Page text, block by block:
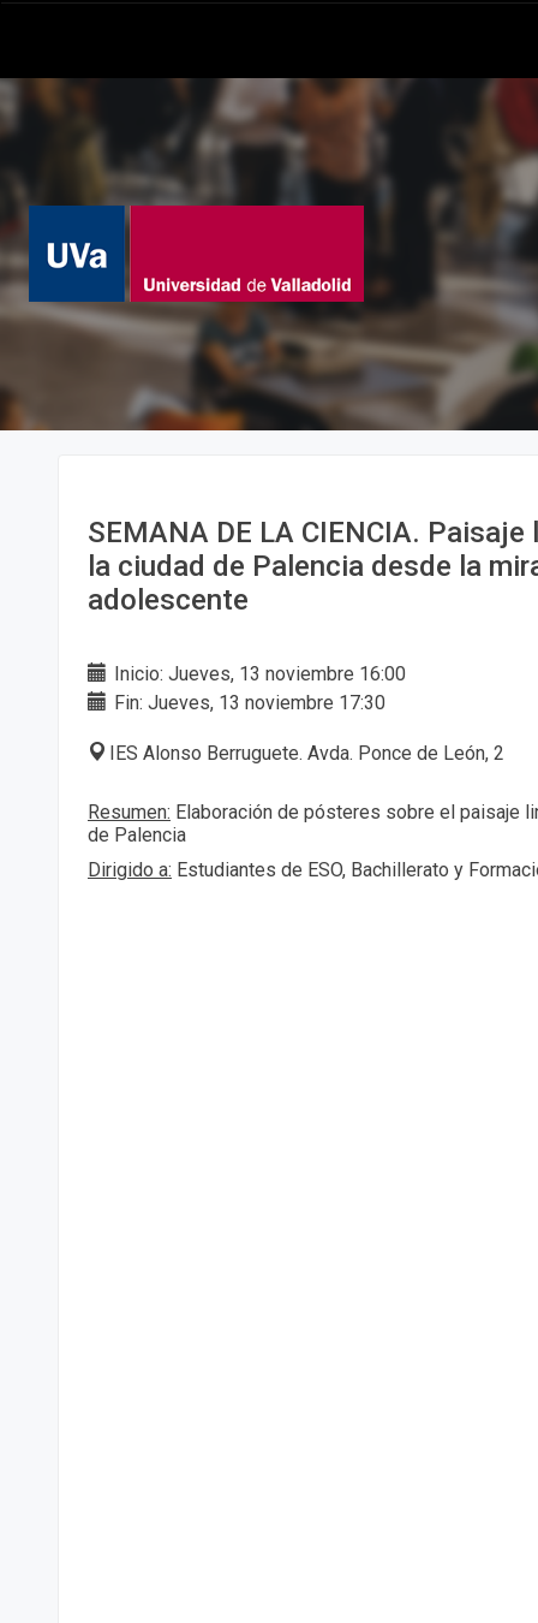
SEMANA DE LA CIENCIA.
la ciudad de Palencia desde la
adolescente
Inicio: Jueves, 13 noviembre 16:00
Fin: Jueves, 13 noviembre 17:30
IES Alonso Berruguete. Avda. Ponce de León, 2
Resumen: Elaboración de pósteres sobre el paisaje
de Palencia
Dirigido a: Estudiantes de ESO, Bachillerato y